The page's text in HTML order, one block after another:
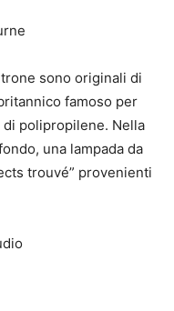
sono originali di
famoso per
di polipropilene. Nella
una lampada da
trouvé” provenienti